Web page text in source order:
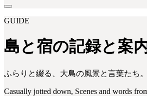
GUIDE
島と宿の記録と案
ふらりと綴る、大島の風景と言葉たち。
Casually jotted down, Scenes and words